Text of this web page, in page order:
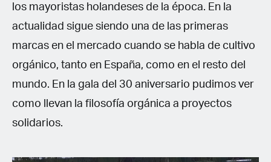
los mayoristas holandeses de la época. En la
actualidad sigue siendo una de las primeras
marcas en el mercado cuando se habla de cultivo
orgánico, tanto en España, como en el resto del
mundo. En la gala del 30 aniversario pudimos ver
como llevan la filosofía orgánica a proyectos
solidarios.